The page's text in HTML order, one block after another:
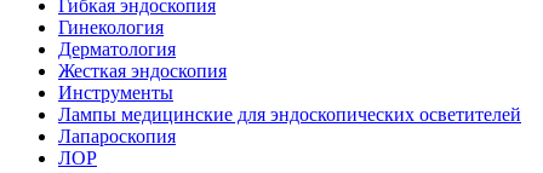
Гибкая эндоскопия
Гинекология
Дерматология
Жесткая эндоскопия
Инструменты
Лампы медицинские для эндоскопических осветителей
Лапароскопия
ЛОР